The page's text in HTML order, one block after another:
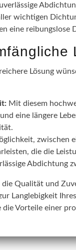
wichtigen
eine reibungslose
Lösung
Mit diesem
eine längere
zwischen
die die
Abdichtung
die Qualität und
Langlebigkeit
die Vorteile einer